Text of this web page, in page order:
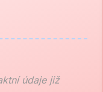
údaje již